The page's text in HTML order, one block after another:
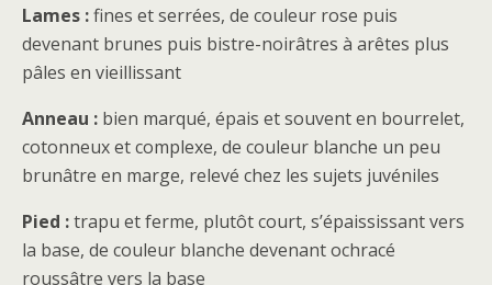
Lames :fines et serrées, de couleur rose puis
devenant brunes puis bistre-noirâtres à arêtes plus
pâles en vieillissant
Anneau : bien marqué, épais et souvent en bourrelet,
cotonneux et complexe, de couleur blanche un peu
brunâtre en marge, relevé chez les sujets juvéniles
Pied :trapu et ferme, plutôt court, s’épaississant vers
la base, de couleur blanche devenant ochracé
roussâtre vers la base